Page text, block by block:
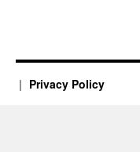
Privacy Policy